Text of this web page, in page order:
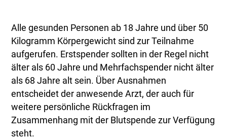
Alle gesunden Personen ab 18 Jahre und über 50
Kilogramm Körpergewicht sind zur Teilnahme
aufgerufen. Erstspender sollten in der Regel nicht
älter als 60 Jahre und Mehrfachspender nicht älter
als 68 Jahre alt sein. Über Ausnahmen
entscheidet der anwesende Arzt, der auch für
weitere persönliche Rückfragen im
Zusammenhang mit der Blutspende zur Verfügung
steht.